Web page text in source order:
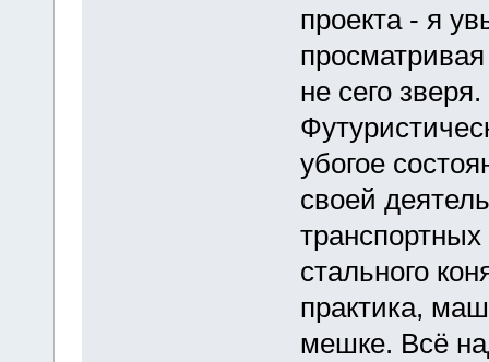
проекта - я
не сего
убогое
своей
стального
практика,
мешке. Всё